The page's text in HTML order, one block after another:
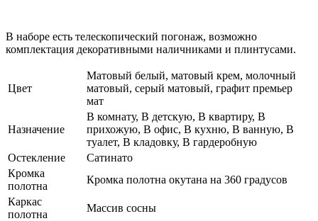
В наборе есть телескопический погонаж, возможно
комплектация декоративными наличниками и плинтусами.
Цвет
Матовый белый, матовый крем, молочный
матовый, серый матовый, графит премьер
мат
Назначение
В комнату, В детскую, В квартиру, В
прихожую, В офис, В кухню, В ванную, В
туалет, В кладовку, В гардеробную
Остекление
Сатинато
Кромка
полотна
Кромка полотна окутана на 360 градусов
Каркас
полотна
Массив сосны